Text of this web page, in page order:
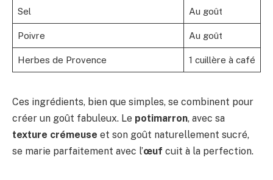
Sel Au goût
Poivre Au goût
Herbes de Provence 1 cuillère à café
Ces ingrédients, bien que simples, se combinent pour
créer un goût fabuleux. Le potimarron, avec sa
texture crémeuse et son goût naturellement sucré,
se marie parfaitement avec l’œuf cuit à la perfection.